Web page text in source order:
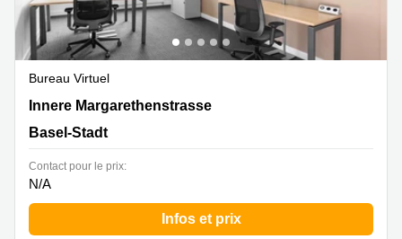
Bureau Virtuel
Innere Margarethenstrasse 5,Heuwaage, Basel-Stadt
Innere Margarethenstrasse
Basel-Stadt
Contact pour le prix:
N/A
Infos et prix